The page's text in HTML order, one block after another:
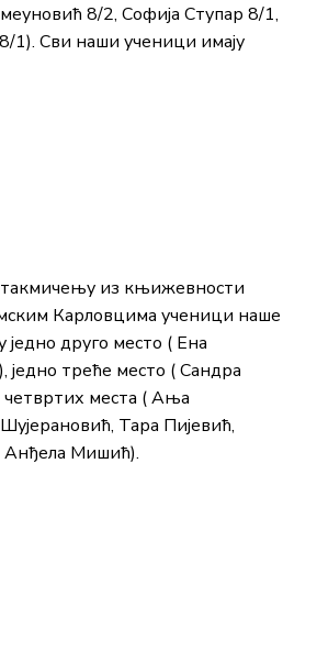
8/2, Софија Ступар 8/1,
1). Сви наши ученици имају
из књижевности
Карловцима ученици наше
једно друго место ( Ена
треће место ( Сандра
места ( Ања
Тара Пијевић,
Анђела Мишић).